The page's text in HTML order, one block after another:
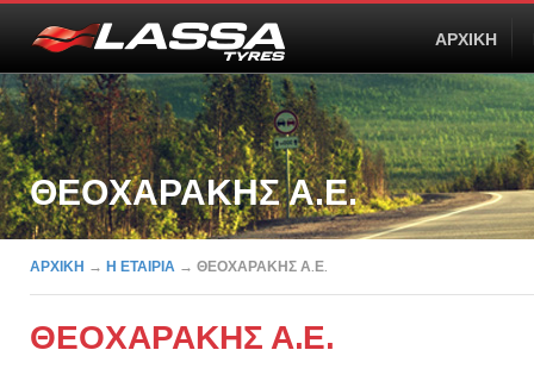
ΑΡΧΙΚΗ
ΘΕΟΧΑΡΑΚΗΣ Α.Ε.
ΑΡΧΙΚΗ → Η ΕΤΑΙΡΙΑ → ΘΕΟΧΑΡΑΚΗΣ Α.Ε.
ΘΕΟΧΑΡΑΚΗΣ Α.Ε.